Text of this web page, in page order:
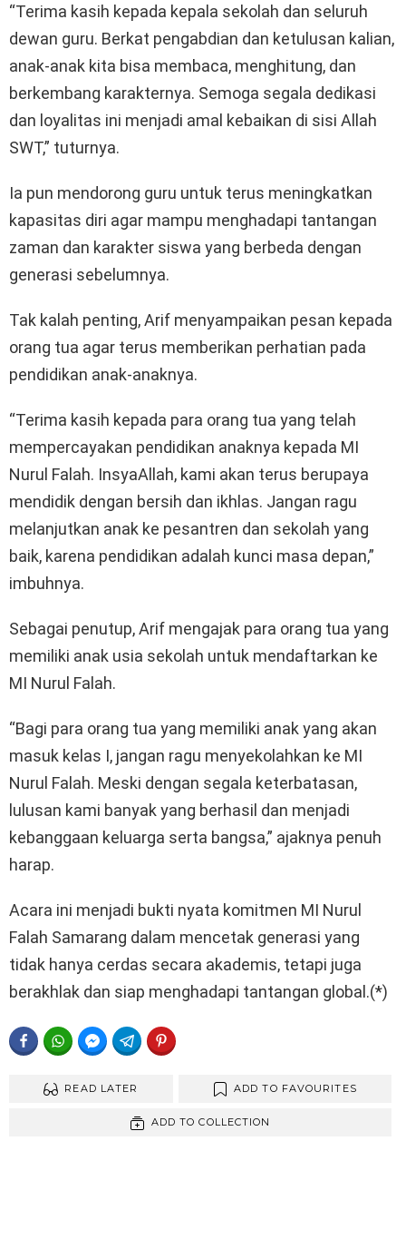
“Terima kasih kepada kepala sekolah dan seluruh
dewan guru. Berkat pengabdian dan ketulusan kalian,
anak-anak kita bisa membaca, menghitung, dan
berkembang karakternya. Semoga segala dedikasi
dan loyalitas ini menjadi amal kebaikan di sisi Allah
SWT,” tuturnya.
Ia pun mendorong guru untuk terus meningkatkan
kapasitas diri agar mampu menghadapi tantangan
zaman dan karakter siswa yang berbeda dengan
generasi sebelumnya.
Tak kalah penting, Arif menyampaikan pesan kepada
orang tua agar terus memberikan perhatian pada
pendidikan anak-anaknya.
“Terima kasih kepada para orang tua yang telah
mempercayakan pendidikan anaknya kepada MI
Nurul Falah. InsyaAllah, kami akan terus berupaya
mendidik dengan bersih dan ikhlas. Jangan ragu
melanjutkan anak ke pesantren dan sekolah yang
baik, karena pendidikan adalah kunci masa depan,”
imbuhnya.
Sebagai penutup, Arif mengajak para orang tua yang
memiliki anak usia sekolah untuk mendaftarkan ke
MI Nurul Falah.
“Bagi para orang tua yang memiliki anak yang akan
masuk kelas I, jangan ragu menyekolahkan ke MI
Nurul Falah. Meski dengan segala keterbatasan,
lulusan kami banyak yang berhasil dan menjadi
kebanggaan keluarga serta bangsa,” ajaknya penuh
harap.
Acara ini menjadi bukti nyata komitmen MI Nurul
Falah Samarang dalam mencetak generasi yang
tidak hanya cerdas secara akademis, tetapi juga
berakhlak dan siap menghadapi tantangan global.(*)
FACEBOOKWHATSAPPFACEBOOK MESSENGER
TELEGRAM
READ LATER ADD TO FAVOURITES
ADD TO COLLECTION